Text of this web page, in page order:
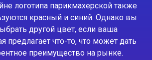
логотипа парикмахерской также
красный и синий. Однако вы
другой цвет, если ваша
предлагает что-то, что может дать
преимущество на рынке.